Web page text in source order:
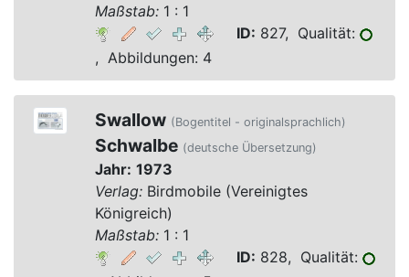
Maßstab:1 : 1
ID: 827, Qualität:
, Abbildungen: 4
Swallow (Bogentitel - originalsprachlich)
Schwalbe (deutsche Übersetzung)
Jahr: 1973
Verlag:Birdmobile (Vereinigtes
Königreich)
Maßstab:1 : 1
ID: 828, Qualität: